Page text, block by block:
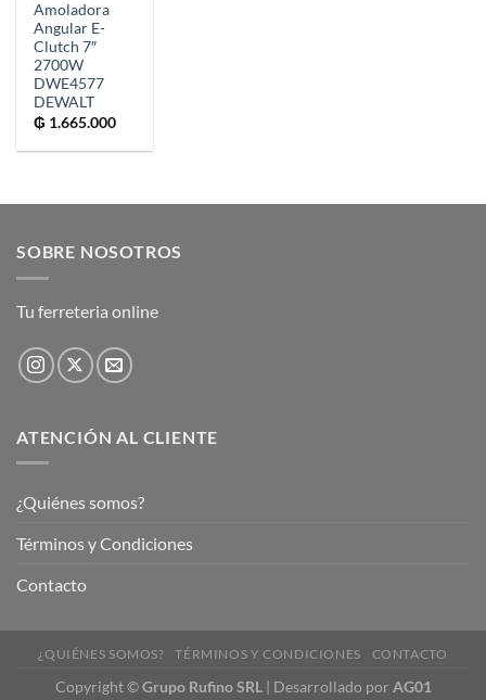
Amoladora
Angular E-
Clutch 7″
2700W
DWE4577
DEWALT
₲ 1.665.000
SOBRE NOSOTROS
Tu ferreteria online
ATENCIÓN AL CLIENTE
¿Quiénes somos?
Términos y Condiciones
Contacto
¿QUIÉNES SOMOS? TÉRMINOS Y CONDICIONES CONTACTO
Copyright©Grupo Rufino SRL| Desarrollado por AG01